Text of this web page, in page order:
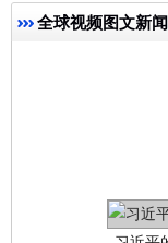
全球视频图文新闻